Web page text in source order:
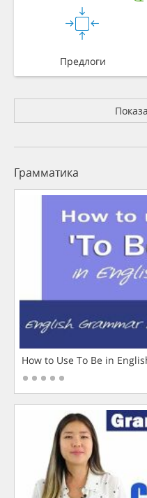
Предлоги
Грамматика
How to Use To Be in